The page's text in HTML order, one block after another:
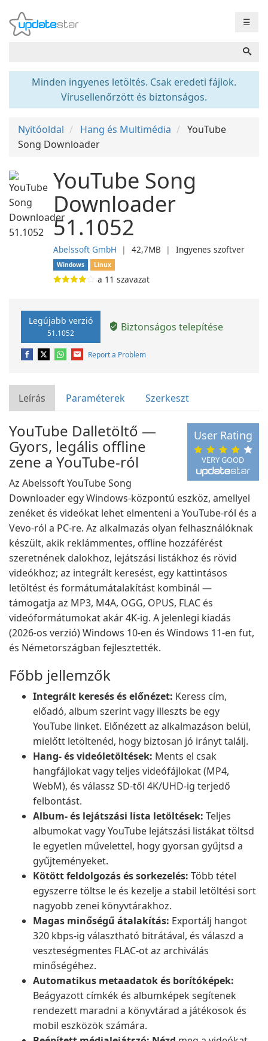
☰
Minden ingyenes letöltés. Csak eredeti fájlok.
Vírusellenőrzött és biztonságos.
Nyitóoldal Hang és Multimédia
YouTube
Song Downloader
YouTube Song
Downloader
51.1052
Abelssoft GmbH ❘ 42,7MB ❘ Ingyenes szoftver
Windows Linux
a 11 szavazat
Legújabb verzió
51.1052 Biztonságos telepítése
Report a Problem
Leírás Paraméterek Szerkeszt
VERY GOOD
User Rating
YouTube Dalletöltő —
Gyors, legális offline
zene a YouTube-ról
Az Abelssoft YouTube Song
Downloader egy Windows-központú eszköz, amellyel
zenéket és videókat lehet elmenteni a YouTube-ról és a
Vevo-ról a PC-re. Az alkalmazás olyan felhasználóknak
készült, akik reklámmentes, offline hozzáférést
szeretnének dalokhoz, lejátszási listákhoz és rövid
videókhoz; az integrált keresést, egy kattintásos
letöltést és formátumátalakítást kombinál —
támogatja az MP3, M4A, OGG, OPUS, FLAC és
videóformátumokat akár 4K-ig. A jelenlegi kiadás
(2026-os verzió) Windows 10-en és Windows 11-en fut,
és Németországban fejlesztették.
Főbb jellemzők
Integrált keresés és előnézet: Keress cím,
előadó, album szerint vagy illeszts be egy
YouTube linket. Előnézett az alkalmazáson belül,
mielőtt letöltenéd, hogy biztosan jó irányt találj.
Hang- és videóletöltések: Ments el csak
hangfájlokat vagy teljes videófájlokat (MP4,
WebM), és válassz SD-től 4K/UHD-ig terjedő
felbontást.
Album- és lejátszási lista letöltések: Teljes
albumokat vagy YouTube lejátszási listákat töltsd
le egyetlen művelettel, hogy gyorsan gyűjtsd a
gyűjteményeket.
Kötött feldolgozás és sorkezelés: Több tétel
egyszerre töltse le és kezelje a stabil letöltési sort
nagyobb zenei könyvtárakhoz.
Magas minőségű átalakítás: Exportálj hangot
320 kbps-ig választható bitrátával, és válaszd a
veszteségmentes FLAC-ot az archiválás
minőségéhez.
Automatikus metaadatok és borítóképek:
Beágyazott címkék és albumképek segítenek
rendezett maradni a könyvtárad a játékosok és
mobil eszközök számára.